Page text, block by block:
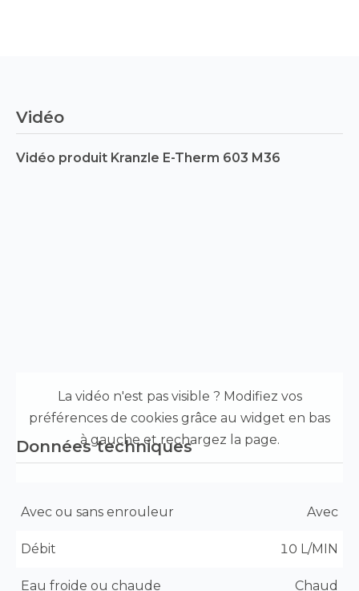
Therm
603
M36
Vidéo
Vidéo produit Kranzle E-Therm 603 M36
La vidéo n'est pas visible ? Modifiez vos
préférences de cookies grâce au widget en bas
à gauche et rechargez la page.
sur
YouTube
Données techniques
Avec ou sans enrouleur
Avec
Débit 10 L/MIN
Eau froide ou chaude Chaud